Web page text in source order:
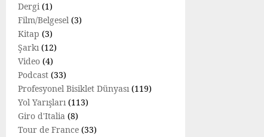
Dergi(1)
Film/Belgesel (3)
Kitap (3)
Şarkı(12)
Video (4)
Podcast (33)
Profesyonel Bisiklet Dünyası(119)
Yol Yarışları(113)
Giro d'Italia (8)
Tour de France (33)